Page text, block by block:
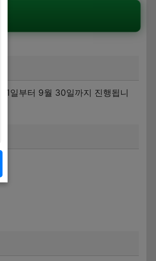
일부터 9월 30일까지 진행됩니